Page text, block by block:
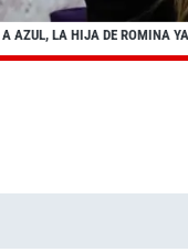
AZUL, LA HIJA DE ROMINA